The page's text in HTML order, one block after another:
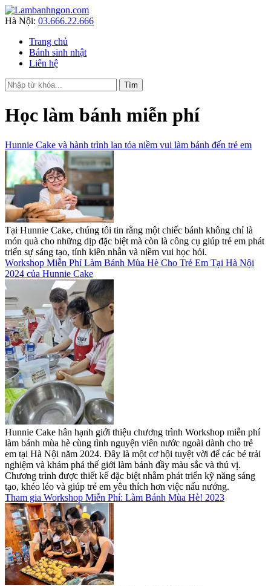
Hà Nội: 03.666.22.666
Trang chủ
Bánh sinh nhật
Liên hệ
Học làm bánh miễn phí
Hunnie Cake và hành trình lan tỏa niềm vui làm bánh đến trẻ em
Tại Hunnie Cake, chúng tôi tin rằng một chiếc bánh không chỉ là
món quà cho những dịp đặc biệt mà còn là công cụ giúp trẻ em phát
triển sự sáng tạo, tính kiên nhẫn và niềm vui học hỏi.
Workshop Miễn Phí Làm Bánh Mùa Hè Cho Trẻ Em Tại Hà Nội
2024 của Hunnie Cake
Hunnie Cake hân hạnh giới thiệu chương trình Workshop miễn phí
làm bánh mùa hè cùng tình nguyện viên nước ngoài dành cho trẻ
em tại Hà Nội năm 2024. Đây là một cơ hội tuyệt vời để các bé trải
nghiệm và khám phá thế giới làm bánh đầy màu sắc và thú vị.
Chương trình được thiết kế đặc biệt nhằm phát triển kỹ năng sáng
tạo, khéo léo và giúp trẻ em yêu thích hơn việc nấu nướng.
Tham gia Workshop Miễn Phí: Làm Bánh Mùa Hè! 2023